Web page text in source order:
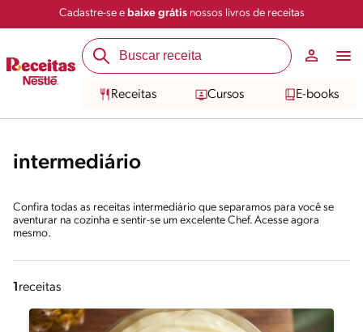
Cadastre-se e baixe grátisnossos livros de receitas
Receitas Cursos E-books
intermediário
Confira todas as receitas intermediário que separamos para você se
aventurar na cozinha e sentir-se um excelente Chef. Acesse agora
mesmo.
1 receitas